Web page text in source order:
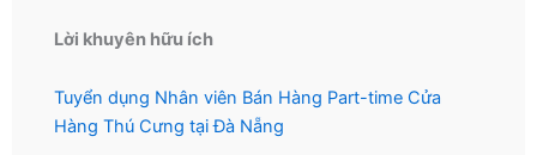
Lời khuyên hữu ích
Tuyển dụng Nhân viên Bán Hàng Part-time Cửa
Hàng Thú Cưng tại Đà Nẵng